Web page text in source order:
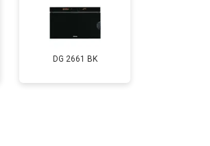
DG 2661 BK